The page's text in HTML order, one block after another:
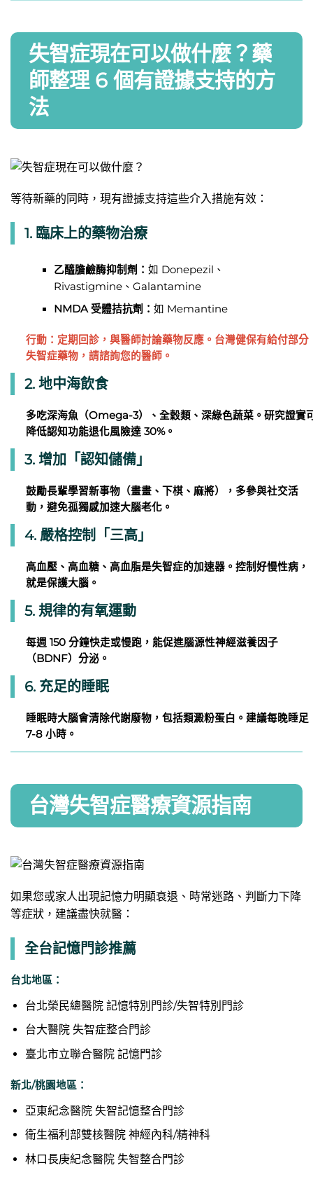
失智症現在可以做什麼？藥
師整理 6 個有證據支持的方
法
等待新藥的同時，現有證據支持這些介入措施有效：
1. 臨床上的藥物治療
乙醯膽鹼酶抑制劑： 如 Donepezil、
Rivastigmine、Galantamine
NMDA 受體拮抗劑： 如 Memantine
行動：定期回診，與醫師討論藥物反應。台灣健保有給付部分
失智症藥物，請諮詢您的醫師。
2. 地中海飲食
多吃深海魚（Omega-3）、全穀類、深綠色蔬菜。研究證實
降低認知功能退化風險達 30%。
3. 增加「認知儲備」
鼓勵長輩學習新事物（畫畫、下棋、麻將），多參與社交活
動，避免孤獨感加速大腦老化。
4. 嚴格控制「三高」
高血壓、高血糖、高血脂是失智症的加速器。控制好慢性病，
就是保護大腦。
5. 規律的有氧運動
每週 150 分鐘快走或慢跑，能促進腦源性神經滋養因子
（BDNF）分泌。
6. 充足的睡眠
睡眠時大腦會清除代謝廢物，包括類澱粉蛋白。建議每晚睡足
7-8 小時。
台灣失智症醫療資源指南
如果您或家人出現記憶力明顯衰退、時常迷路、判斷力下降
等症狀，建議盡快就醫：
全台記憶門診推薦
台北地區：
台北榮民總醫院 記憶特別門診/失智特別門診
台大醫院 失智症整合門診
臺北市立聯合醫院 記憶門診
新北/桃園地區：
亞東紀念醫院 失智記憶整合門診
衛生福利部雙核醫院 神經內科/精神科
林口長庚紀念醫院 失智整合門診